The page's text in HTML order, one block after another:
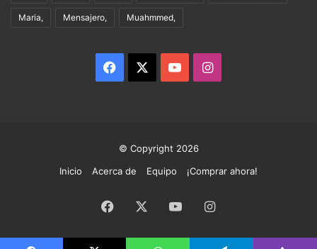
Maria, Mensajero, Muahmmed,
Facebook YouTubeInstagram
© Copyright 2026
Inicio
Acerca de Equipo ¡Comprar ahora!
Facebook YouTubeInstagram